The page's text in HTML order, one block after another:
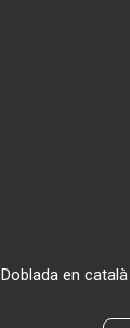
Doblada en català